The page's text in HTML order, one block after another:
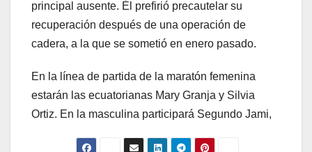
principal ausente. Él prefirió precautelar su
recuperación después de una operación de
cadera, a la que se sometió en enero pasado.
En la línea de partida de la maratón femenina
estarán las ecuatorianas Mary Granja y Silvia
Ortiz. En la masculina participará Segundo Jami,